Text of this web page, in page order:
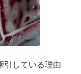
している理由